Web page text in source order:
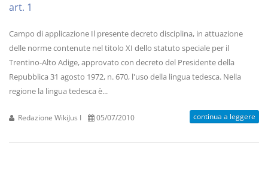
art. 1
Campo di applicazione Il presente decreto disciplina, in attuazione
delle norme contenute nel titolo XI dello statuto speciale per il
Trentino-Alto Adige, approvato con decreto del Presidente della
Repubblica 31 agosto 1972, n. 670, l'uso della lingua tedesca. Nella
regione la lingua tedesca è...
Redazione WikiJus I 05/07/2010 continua a leggere